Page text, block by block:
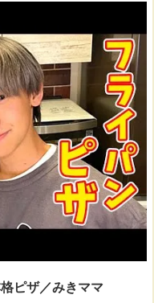
ピザ／みきママ